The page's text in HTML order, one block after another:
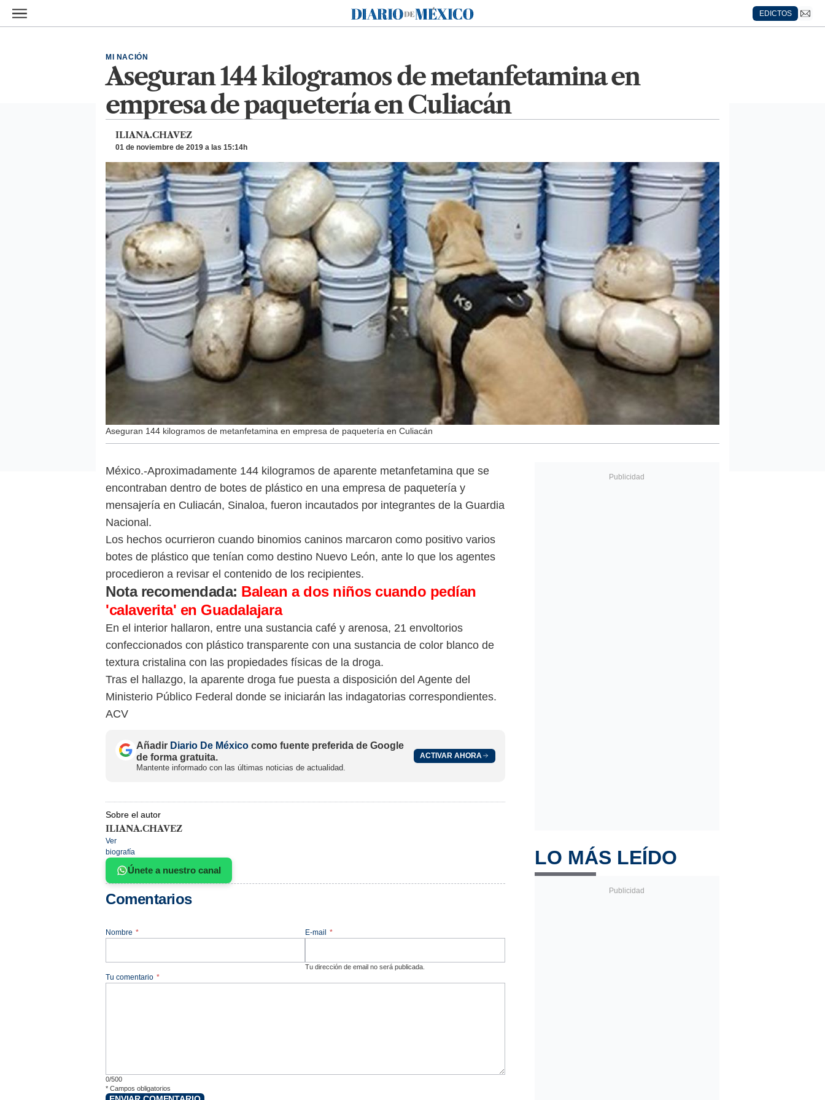
Ir al contenido principal
Diario de México
EDICTOS
Aseguran 144 kilogramos de metanfetamina en
empresa de paquetería en Culiacán
MI NACIÓN
ILIANA.CHAVEZ
01 de noviembre de 2019 a las 15:14h
Aseguran 144 kilogramos de metanfetamina en empresa de paquetería en Culiacán
México.-Aproximadamente 144 kilogramos de aparente metanfetamina que se
encontraban dentro de botes de plástico en una empresa de paquetería y
mensajería en Culiacán, Sinaloa, fueron incautados por integrantes de la Guardia
Nacional.
Los hechos ocurrieron cuando binomios caninos marcaron como positivo varios
botes de plástico que tenían como destino Nuevo León, ante lo que los agentes
procedieron a revisar el contenido de los recipientes.
Nota recomendada: Balean a dos niños cuando pedían
'calaverita' en Guadalajara
En el interior hallaron, entre una sustancia café y arenosa, 21 envoltorios
confeccionados con plástico transparente con una sustancia de color blanco de
textura cristalina con las propiedades físicas de la droga.
Tras el hallazgo, la aparente droga fue puesta a disposición del Agente del
Ministerio Público Federal donde se iniciarán las indagatorias correspondientes.
ACV
Añadir Diario De México como fuente preferida de Google
de forma gratuita.
Mantente informado con las últimas noticias de actualidad.
ACTIVAR AHORA
Sobre el autor
ILIANA.CHAVEZ
Ver
biografía
Únete a nuestro canal
Comentarios
Nombre * E-mail *
Tu dirección de email no será publicada.
Tu comentario *
0/500
* Campos obligatorios
LO MÁS LEÍDO